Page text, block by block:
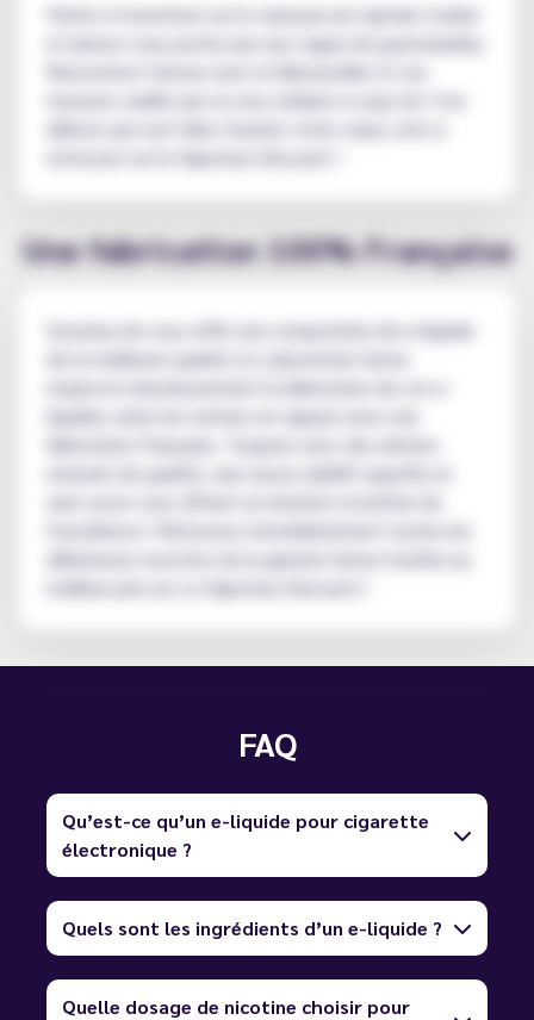
Partez à l'aventure sur le vaisseau du Captain Cookie
et laissez-vous porter par une vague de gourmandise.
Rencontrez l'amour avec le Macaronille et son
Une fabrication 100% Française
Soucieux de vous offrir une composition de e-liquide
de la meilleure qualité, le Laboratoire Sense
respecte minutieusement la fabrication de vos e-
liquides selon les normes en vigueur avec une
naturels de qualité, sans aucun additif superflu et
délicieuses recettes de la gamme Sense Insolite au
meilleur prix sur Le Vapoteur Discount !
FAQ
Qu’est-ce qu’un e-liquide pour cigarette
électronique ?
Quels sont les ingrédients d’un e-liquide ?
Quelle dosage de nicotine choisir pour